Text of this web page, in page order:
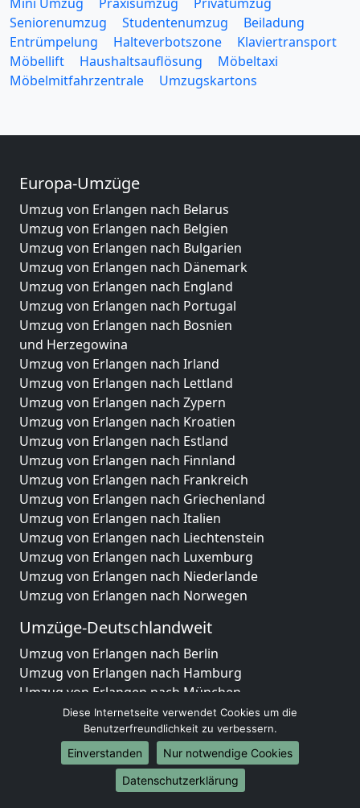
Seniorenumzug
Studentenumzug
Beiladung
Entrümpelung
Halteverbotszone
Klaviertransport
Möbellift
Haushaltsauflösung
Möbeltaxi
Möbelmitfahrzentrale
Umzugskartons
Europa-Umzüge
Umzug von Erlangen nach Belarus
Umzug von Erlangen nach Belgien
Umzug von Erlangen nach Bulgarien
Umzug von Erlangen nach Dänemark
Umzug von Erlangen nach England
Umzug von Erlangen nach Portugal
Umzug von Erlangen nach Bosnien
und Herzegowina
Umzug von Erlangen nach Irland
Umzug von Erlangen nach Lettland
Umzug von Erlangen nach Zypern
Umzug von Erlangen nach Kroatien
Umzug von Erlangen nach Estland
Umzug von Erlangen nach Finnland
Umzug von Erlangen nach Frankreich
Umzug von Erlangen nach Griechenland
Umzug von Erlangen nach Italien
Umzug von Erlangen nach Liechtenstein
Umzug von Erlangen nach Luxemburg
Umzug von Erlangen nach Niederlande
Umzug von Erlangen nach Norwegen
Umzüge-Deutschlandweit
Umzug von Erlangen nach Berlin
Umzug von Erlangen nach Hamburg
Umzug von Erlangen nach München
Umzug von Erlangen nach Köln
Umzug von Erlangen nach Frankfurt am Main
Umzug von Erlangen nach Stuttgart
Umzug von Erlangen nach Düsseldorf
Umzug von Erlangen nach Leipzig
Diese Internetseite verwendet Cookies um die
Benutzerfreundlichkeit zu verbessern.
Einverstanden
Nur notwendige Cookies
Datenschutzerklärung